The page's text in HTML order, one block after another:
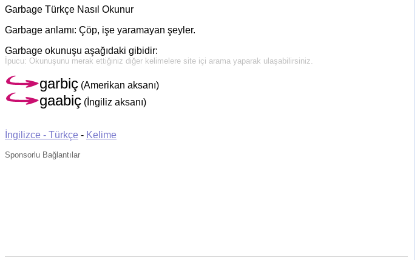
Garbage Türkçe Nasıl Okunur
Garbage anlamı: Çöp, işe yaramayan şeyler.
Garbage okunuşu aşağıdaki gibidir:
İpucu: Okunuşunu merak ettiğiniz diğer kelimelere site içi arama yaparak ulaşabilirsiniz.
garbiç (Amerikan aksanı)
gaabiç (İngiliz aksanı)
İngilizce - Türkçe - Kelime
Sponsorlu Bağlantılar